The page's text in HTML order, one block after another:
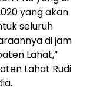
yang akan
seluruh
di jam
Lahat,”
Lahat Rudi